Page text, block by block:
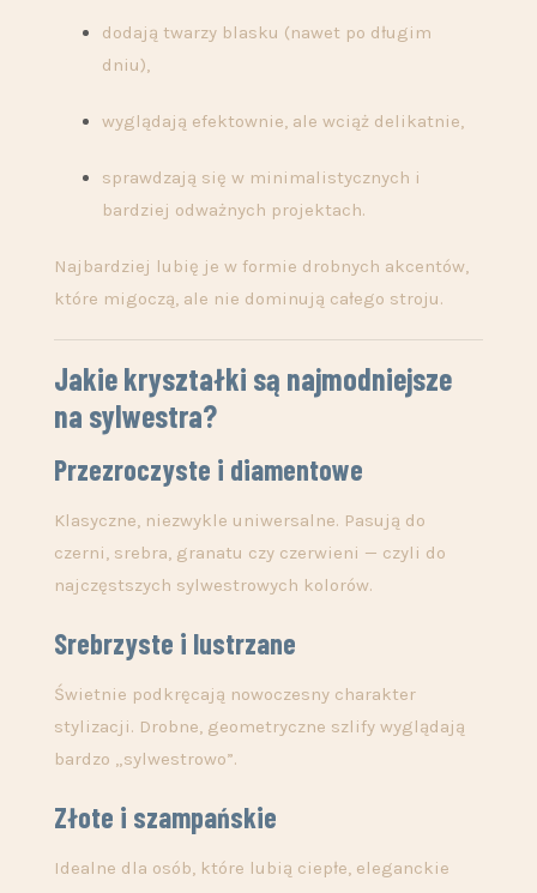
dodają twarzy blasku (nawet po długim
dniu),
wyglądają efektownie, ale wciąż delikatnie,
sprawdzają się w minimalistycznych i
bardziej odważnych projektach.
Najbardziej lubię je w formie drobnych akcentów,
które migoczą, ale nie dominują całego stroju.
Jakie kryształki są najmodniejsze
na sylwestra?
Przezroczyste i diamentowe
Klasyczne, niezwykle uniwersalne. Pasują do
czerni, srebra, granatu czy czerwieni — czyli do
najczęstszych sylwestrowych kolorów.
Srebrzyste i lustrzane
Świetnie podkręcają nowoczesny charakter
stylizacji. Drobne, geometryczne szlify wyglądają
bardzo „sylwestrowo”.
Złote i szampańskie
Idealne dla osób, które lubią ciepłe, eleganckie